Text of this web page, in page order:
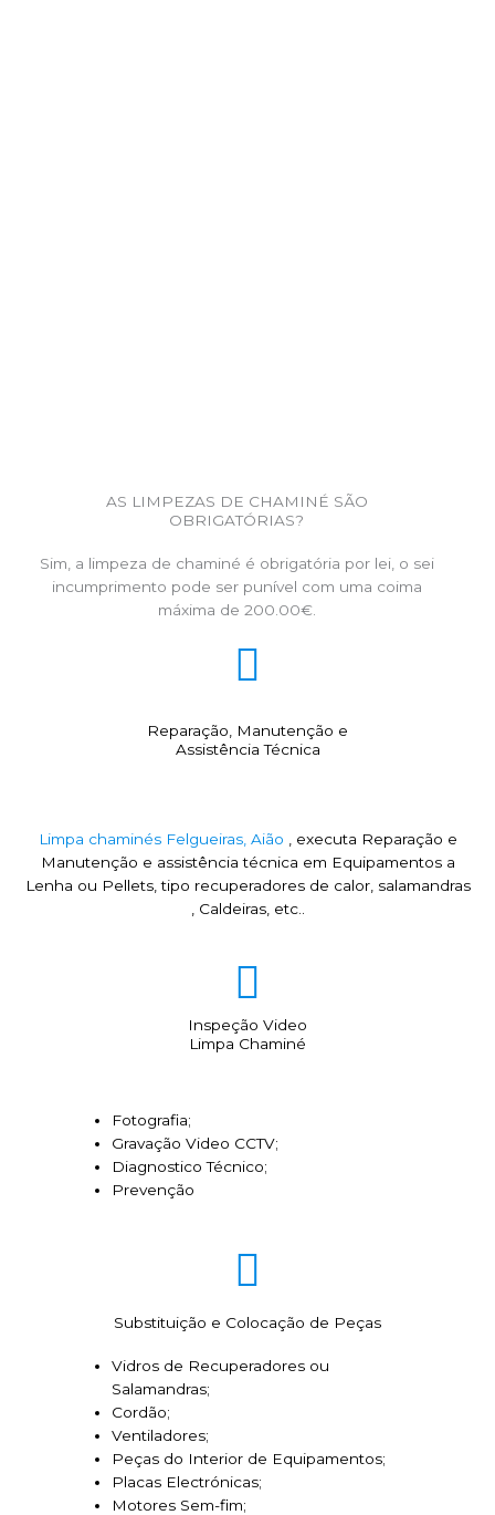
AS LIMPEZAS DE CHAMINÉ SÃO
OBRIGATÓRIAS?
Sim, a limpeza de chaminé é obrigatória por lei, o sei
incumprimento pode ser punível com uma coima
máxima de 200.00€.
Reparação, Manutenção e
Assistência Técnica
Limpa chaminés Felgueiras, Aião , executa Reparação e
Manutenção e assistência técnica em Equipamentos a
Lenha ou Pellets, tipo recuperadores de calor, salamandras
, Caldeiras, etc..
Inspeção Video
Limpa Chaminé
Fotografia;
Gravação Video CCTV;
Diagnostico Técnico;
Prevenção
Substituição e Colocação de Peças
Vidros de Recuperadores ou
Salamandras;
Cordão;
Ventiladores;
Peças do Interior de Equipamentos;
Placas Electrónicas;
Motores Sem-fim;